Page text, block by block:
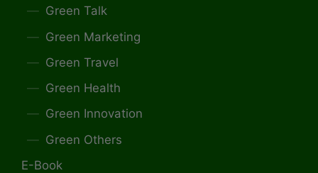
Green Talk
Green Marketing
Green Travel
Green Health
Green Innovation
Green Others
E-Book